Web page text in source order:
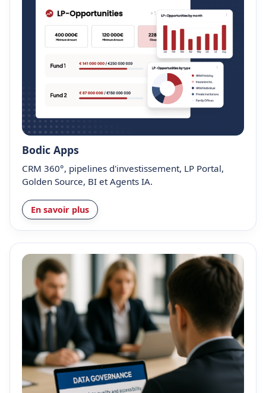
Bodic Apps
CRM 360°, pipelines d'investissement, LP Portal,
Golden Source, BI et Agents IA.
En savoir plus